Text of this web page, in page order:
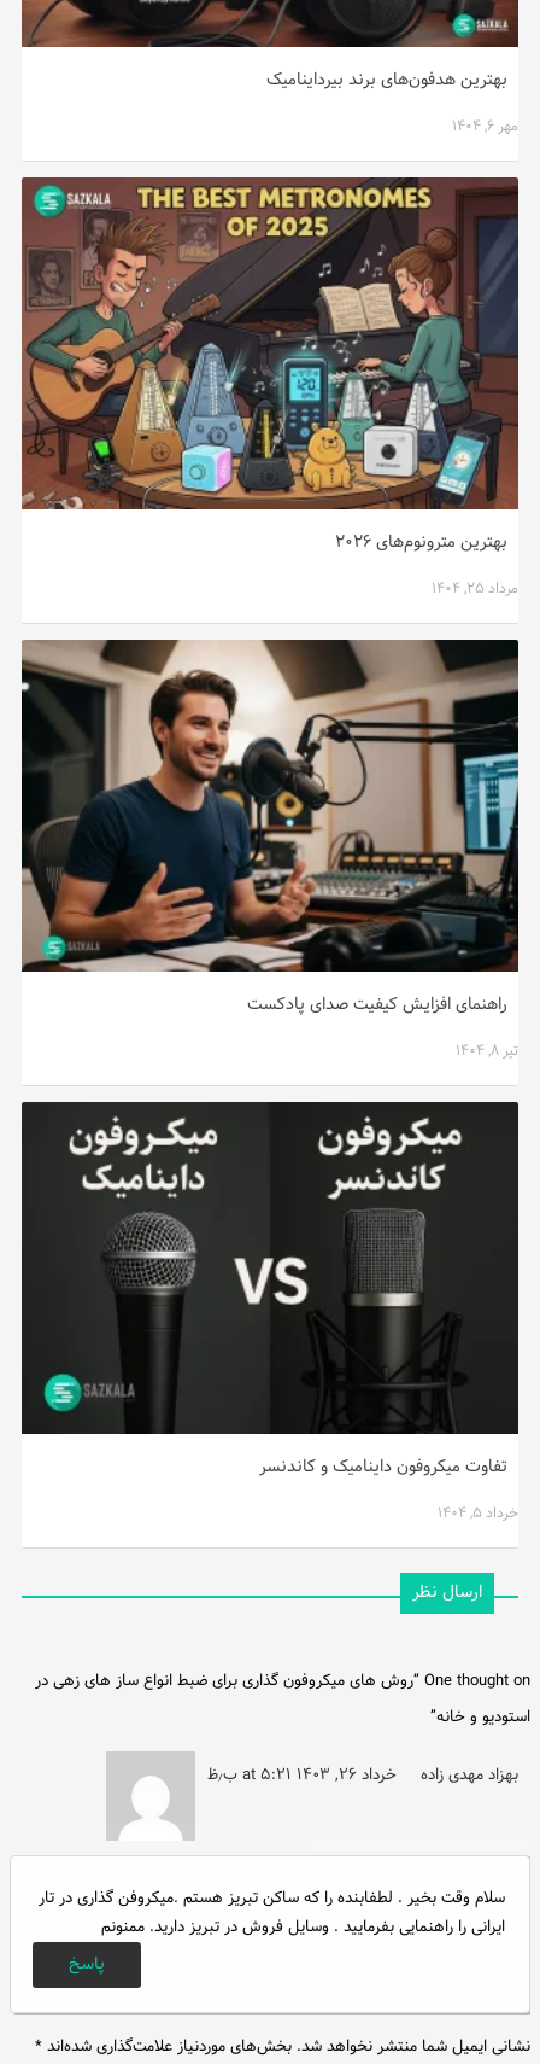
بهترین هدفون‌های برند بیرداینامیک
مهر ۶, ۱۴۰۴
بهترین مترونوم‌های ۲۰۲۶
مرداد ۲۵, ۱۴۰۴
راهنمای افزایش کیفیت صدای پادکست
تیر ۸, ۱۴۰۴
تفاوت میکروفون داینامیک و کاندنسر
خرداد ۵, ۱۴۰۴
ارسال نظر
One thought on “ روش های میکروفون گذاری برای ضبط انواع ساز های زهی در
استودیو و خانه”
بهزاد مهدی زاده خرداد ۲۶, ۱۴۰۳ at ۵:۲۱ ب٫ظ
سلام وقت بخیر . لطفابنده را که ساکن تبریز هستم .میکروفن گذاری در تار
ایرانی را راهنمایی بفرمایید . وسایل فروش در تبریز دارید. ممنونم
پاسخ
نشانی ایمیل شما منتشر نخواهد شد. بخش‌های موردنیاز علامت‌گذاری شده‌اند*